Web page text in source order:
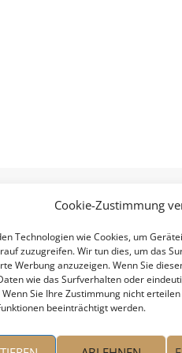
Cookie-Zustimmung
Technologien wie Cookies, um
zuzugreifen. Wir tun dies, um das
Werbung anzuzeigen. Wenn Sie
wie das Surfverhalten oder
Sie Ihre Zustimmung nicht
beeinträchtigt werden.